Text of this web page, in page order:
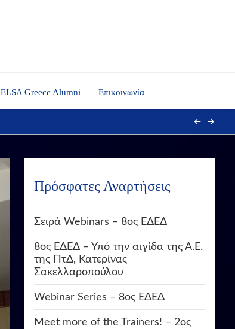
ELSA Greece Alumni Επικοινωνία
Πρόσφατες Αναρτήσεις
Σειρά Webinars – 8ος ΕΔΕΔ
8ος ΕΔΕΔ – Υπό την αιγίδα της Α.Ε.
της ΠτΔ, Κατερίνας
Σακελλαροπούλου
Webinar Series – 8ος ΕΔΕΔ
Meet more of the Trainers! – 2ος